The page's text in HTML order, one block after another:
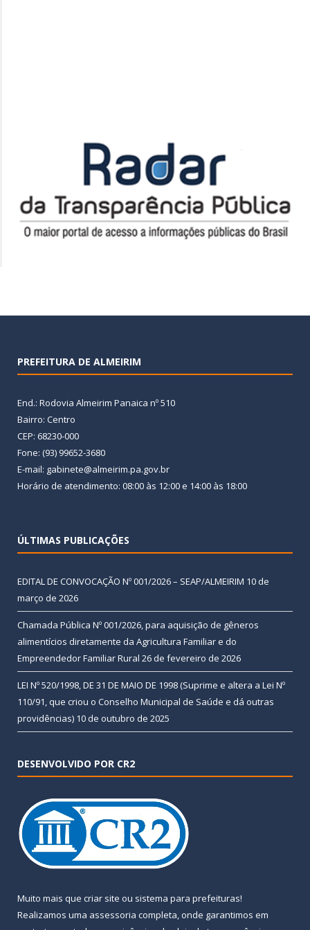
PREFEITURA DE ALMEIRIM
End.: Rodovia Almeirim Panaica nº 510
Bairro: Centro
CEP: 68230-000
Fone: (93) 99652-3680
E-mail: gabinete@almeirim.pa.gov.br
Horário de atendimento: 08:00 às 12:00 e 14:00 às 18:00
ÚLTIMAS PUBLICAÇÕES
EDITAL DE CONVOCAÇÃO Nº 001/2026 – SEAP/ALMEIRIM 10 de
março de 2026
Chamada Pública Nº 001/2026, para aquisição de gêneros
alimentícios diretamente da Agricultura Familiar e do
Empreendedor Familiar Rural 26 de fevereiro de 2026
LEI Nº 520/1998, DE 31 DE MAIO DE 1998 (Suprime e altera a Lei Nº
110/91, que criou o Conselho Municipal de Saúde e dá outras
providências) 10 de outubro de 2025
DESENVOLVIDO POR CR2
Muito mais que criar site ou sistema para prefeituras!
Realizamos uma assessoria completa, onde garantimos em